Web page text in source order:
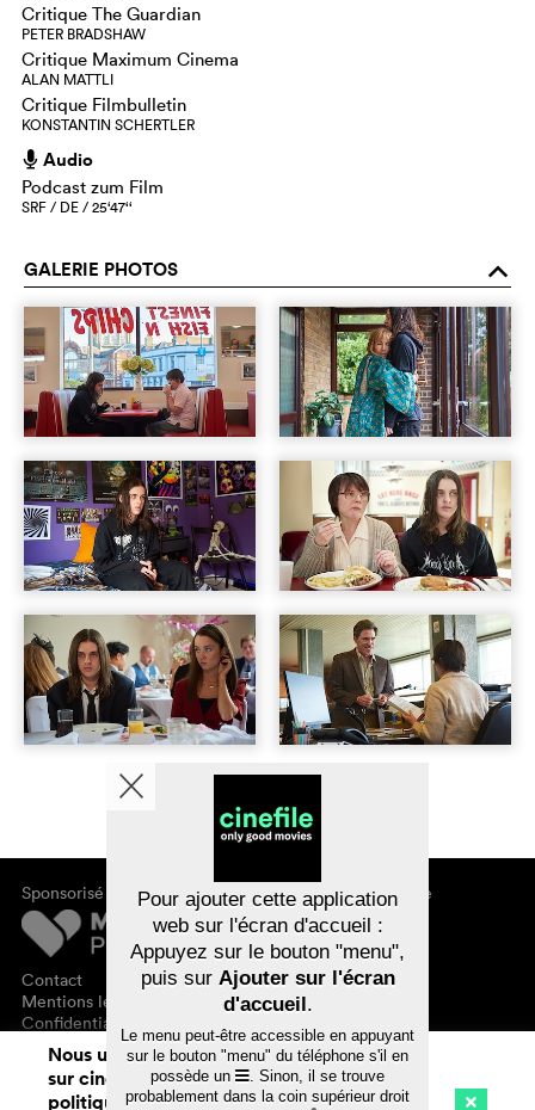
Critique The Guardian
PETER BRADSHAW
Critique Maximum Cinema
ALAN MATTLI
Critique Filmbulletin
KONSTANTIN SCHERTLER
h Audio
Podcast zum Film
SRF / DE / 25‘47‘‘
GALERIE PHOTOS o
Sponsorisé par
Contact
Mentions légales
Confidentialité des données
À propos de cinefile
S'inscrire/s'abonner
Newsletter
FAQ
Bons-cadeaux
Nous utilisons des cookies. En naviguant
sur cinefile.ch, vous acceptez notre
politique d'utilisation des cookies. Pour
Pour ajouter cette application
web sur l'écran d'accueil :
Appuyez sur le bouton "menu",
puis sur Ajouter sur l'écran
d'accueil.
Le menu peut-être accessible en appuyant
sur le bouton "menu" du téléphone s'il en
possède un
. Sinon, il se trouve
probablement dans la coin supérieur droit